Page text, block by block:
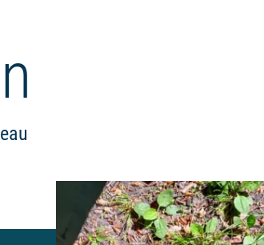
Meer lezen: "Bioscoop in